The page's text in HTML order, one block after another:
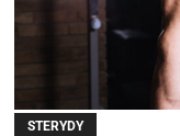
STERYDY